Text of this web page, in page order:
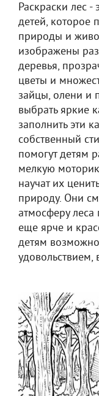
Раскраски лес -
детей, которое
природы и
изображены
деревья,
цветы и
зайцы, олени и
выбрать яркие
заполнить эти
собственный
помогут детям
мелкую
научат их
природу. Они
атмосферу леса
еще ярче и
детям
удовольствием,